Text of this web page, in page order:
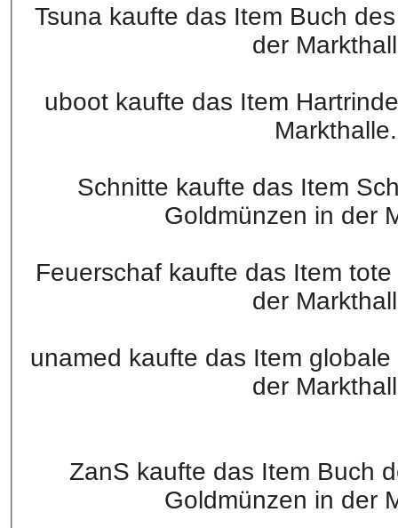
Tsuna kaufte das Item Buch
der
uboot kaufte das Item
Schnitte kaufte das Item
Goldmünzen in der
Feuerschaf kaufte das Item
der
unamed kaufte das Item
der
ZanS kaufte das Item Buch
Goldmünzen in der